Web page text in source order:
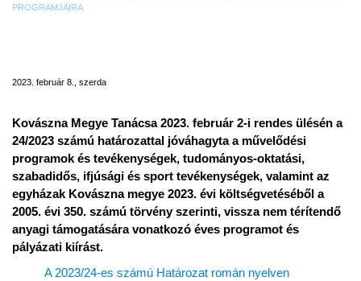
PROGRAMJAIRA
2023. február 8., szerda
Kovászna Megye Tanácsa 2023. február 2-i rendes ülésén a
24/2023 számú határozattal jóváhagyta a művelődési
programok és tevékenységek, tudományos-oktatási,
szabadidős, ifjúsági és sport tevékenységek, valamint az
egyházak Kovászna megye 2023. évi költségvetéséből a
2005. évi 350. számú törvény szerinti, vissza nem térítendő
anyagi támogatására vonatkozó éves programot és
pályázati kiírást.
A 2023/24-es számú Határozat román nyelven